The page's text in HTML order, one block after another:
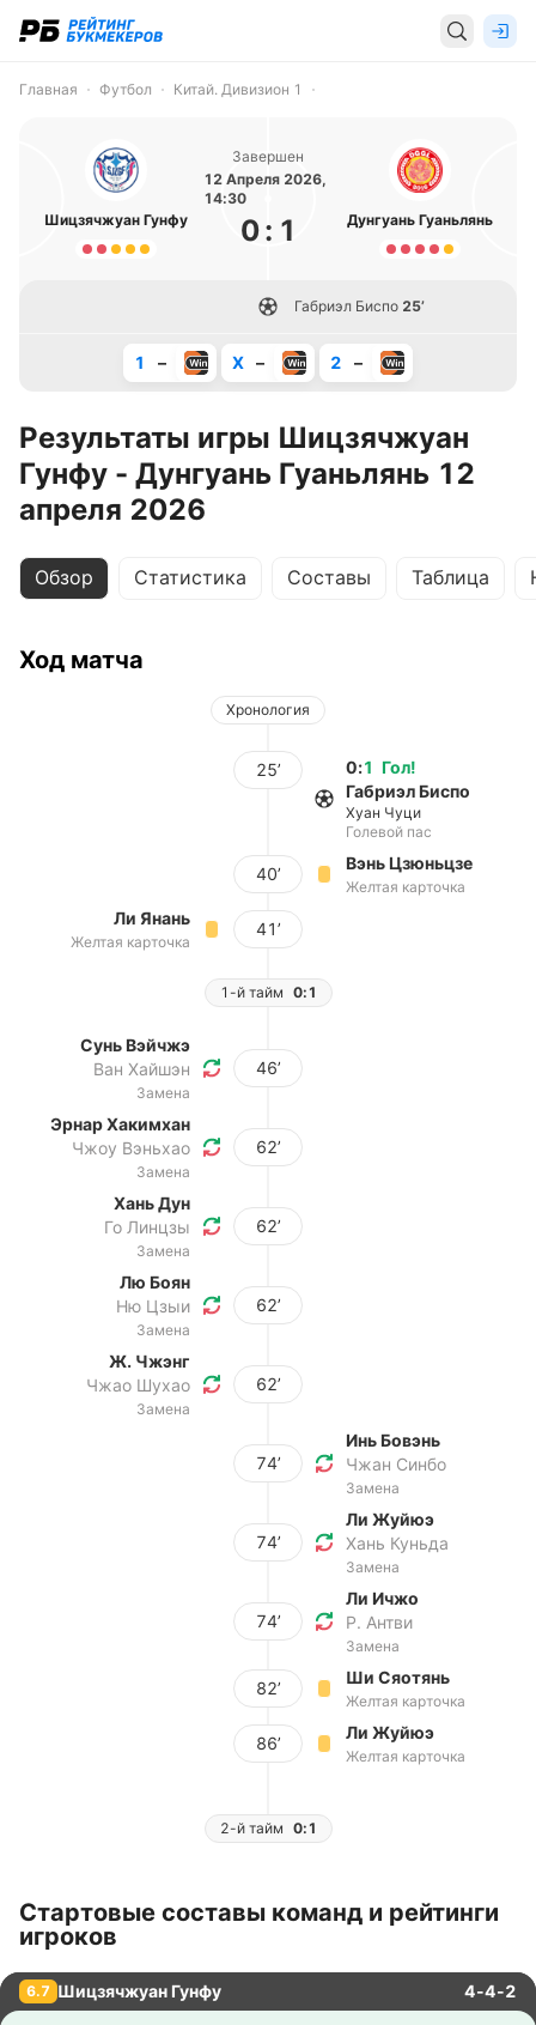
Главная Футбол Китай. Дивизион 1
Шицзячжуан Гунфу
Завершен
12 Апреля 2026,
14:30
0: 1 Дунгуань Гуаньлянь
Габриэл Биспо 25’
1 – X – 2 –
Результаты игры Шицзячжуан
Гунфу - Дунгуань Гуаньлянь 12
апреля 2026
Обзор Статистика Составы Таблица
Ход матча
Хронология
25’ Гол!
0:1
Габриэл Биспо
Хуан Чуци
Голевой пас
40’
Вэнь Цзюньцзе
Желтая карточка
Ли Янань
Желтая карточка
41’
1-й тайм 0:1
Сунь Вэйчжэ
Ван Хайшэн
Замена
46’
Эрнар Хакимхан
Чжоу Вэньхао
Замена
62’
Хань Дун
Го Линцзы
Замена
62’
Лю Боян
Ню Цзыи
Замена
62’
Ж. Чжэнг
Чжао Шухао
Замена
62’
74’
Инь Бовэнь
Чжан Синбо
Замена
74’
Ли Жуйюэ
Хань Куньда
Замена
74’
Ли Ичжо
Р. Антви
Замена
82’
Ши Сяотянь
Желтая карточка
86’
Ли Жуйюэ
Желтая карточка
2-й тайм 0:1
Стартовые составы команд и рейтинги
игроков
6.7 Шицзячжуан Гунфу 4-4-2